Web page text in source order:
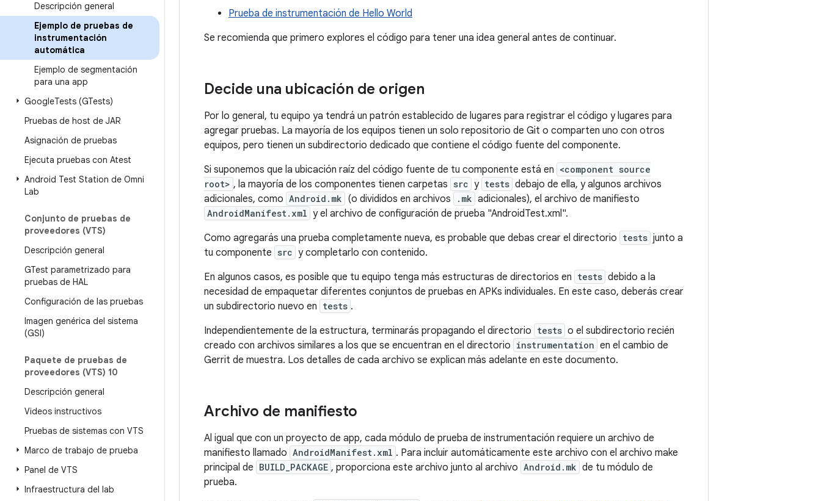
Descripción general
Ejemplo de pruebas de
instrumentación
automática
Ejemplo de segmentación
para una app
GoogleTests (GTests)
Pruebas de host de JAR
Asignación de pruebas
Ejecuta pruebas con Atest
Android Test Station de Omni
Lab
Conjunto de pruebas de
proveedores (VTS)
Descripción general
GTest parametrizado para
pruebas de HAL
Configuración de las pruebas
Imagen genérica del sistema
(GSI)
Paquete de pruebas de
proveedores (VTS) 10
Descripción general
Videos instructivos
Pruebas de sistemas con VTS
Marco de trabajo de prueba
Panel de VTS
Infraestructura del lab
Prueba de instrumentación de Hello World
Se recomienda que primero explores el código para tener una idea general antes de continuar.
Decide una ubicación de origen
Por lo general, tu equipo ya tendrá un patrón establecido de lugares para registrar el código y lugares para
agregar pruebas. La mayoría de los equipos tienen un solo repositorio de Git o comparten uno con otros
equipos, pero tienen un subdirectorio dedicado que contiene el código fuente del componente.
Si suponemos que la ubicación raíz del código fuente de tu componente está en <component source
root> , la mayoría de los componentes tienen carpetas src y tests debajo de ella, y algunos archivos
adicionales, como Android.mk (o divididos en archivos .mk adicionales), el archivo de manifiesto
AndroidManifest.xml y el archivo de configuración de prueba "AndroidTest.xml".
Como agregarás una prueba completamente nueva, es probable que debas crear el directorio tests junto a
tu componente src y completarlo con contenido.
En algunos casos, es posible que tu equipo tenga más estructuras de directorios en tests debido a la
necesidad de empaquetar diferentes conjuntos de pruebas en APKs individuales. En este caso, deberás crear
un subdirectorio nuevo en tests .
Independientemente de la estructura, terminarás propagando el directorio tests o el subdirectorio recién
creado con archivos similares a los que se encuentran en el directorio instrumentation en el cambio de
Gerrit de muestra. Los detalles de cada archivo se explican más adelante en este documento.
Archivo de manifiesto
Al igual que con un proyecto de app, cada módulo de prueba de instrumentación requiere un archivo de
manifiesto llamado AndroidManifest.xml . Para incluir automáticamente este archivo con el archivo make
principal de BUILD_PACKAGE , proporciona este archivo junto al archivo Android.mk de tu módulo de
prueba.